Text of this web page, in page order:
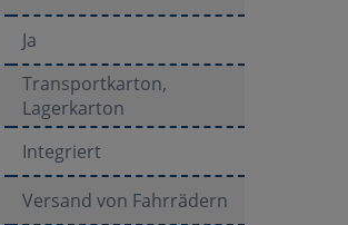
Ja
Transportkarton,
Lagerkarton
Integriert
Versand von Fahrrädern